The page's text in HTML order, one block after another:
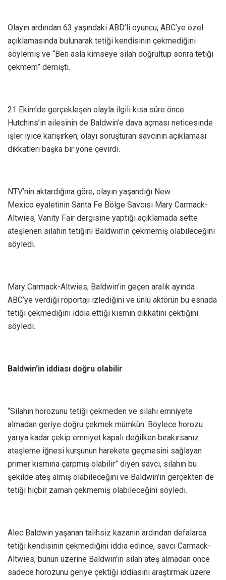
Olayın ardından 63 yaşındaki ABD’li oyuncu, ABC’ye özel
açıklamasında bulunarak tetiği kendisinin çekmediğini
söylemiş ve “Ben asla kimseye silah doğrultup sonra tetiği
çekmem” demişti.
21 Ekim’de gerçekleşen olayla ilgili kısa süre önce
Hutchins’in ailesinin de Baldwin’e dava açması neticesinde
işler iyice karışırken, olayı soruşturan savcının açıklaması
dikkatleri başka bir yöne çevirdi.
NTV’nin aktardığına göre, olayın yaşandığı New
Mexico eyaletinin Santa Fe Bölge Savcısı Mary Carmack-
Altwies, Vanity Fair dergisine yaptığı açıklamada sette
ateşlenen silahın tetiğini Baldwin’in çekmemiş olabileceğini
söyledi.
Mary Carmack-Altwies, Baldwin’in geçen aralık ayında
ABC’ye verdiği röportajı izlediğini ve ünlü aktörün bu esnada
tetiği çekmediğini iddia ettiği kısmın dikkatini çektiğini
söyledi.
Baldwin’in iddiası doğru olabilir
“Silahın horozunu tetiği çekmeden ve silahı emniyete
almadan geriye doğru çekmek mümkün. Böylece horozu
yarıya kadar çekip emniyet kapalı değilken bırakırsanız
ateşleme iğnesi kurşunun harekete geçmesini sağlayan
primer kısmına çarpmış olabilir” diyen savcı, silahın bu
şekilde ateş almış olabileceğini ve Baldwin’in gerçekten de
tetiği hiçbir zaman çekmemiş olabileceğini söyledi.
Alec Baldwin yaşanan talihsiz kazanın ardından defalarca
tetiği kendisinin çekmediğini iddia edince, savcı Carmack-
Altwies, bunun üzerine Baldwin’in silah ateş almadan önce
sadece horozunu geriye çektiği iddiasını araştırmak üzere